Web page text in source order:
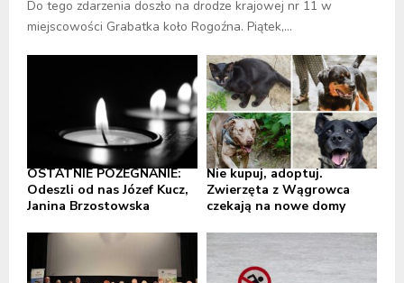
Do tego zdarzenia doszło na drodze krajowej nr 11 w
miejscowości Grabatka koło Rogoźna. Piątek,...
OSTATNIE POŻEGNANIE:
Odeszli od nas Józef Kucz,
Janina Brzostowska
Nie kupuj, adoptuj.
Zwierzęta z Wągrowca
czekają na nowe domy